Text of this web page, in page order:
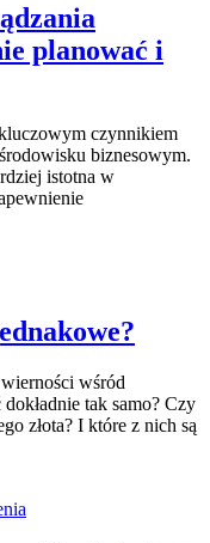
planować i
czynnikiem
biznesowym.
istotna w
wśród
tak samo? Czy
złota? I które z nich są